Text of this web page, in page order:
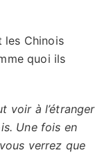
les Chinois
quoi ils
voir à l’étranger
Une fois en
verrez que